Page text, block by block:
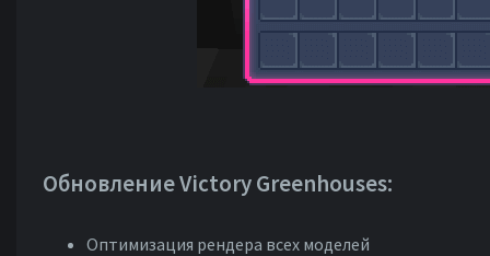
Обновление Victory Greenhouses:
Оптимизация рендера всех моделей